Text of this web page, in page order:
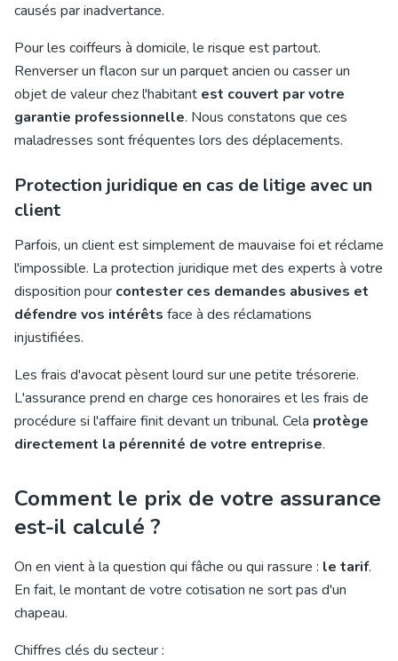
causés par inadvertance.
Pour les coiffeurs à domicile, le risque est partout.
Renverser un flacon sur un parquet ancien ou casser un
objet de valeur chez l'habitant est couvert par votre
garantie professionnelle. Nous constatons que ces
maladresses sont fréquentes lors des déplacements.
Protection juridique en cas de litige avec un
client
Parfois, un client est simplement de mauvaise foi et réclame
l'impossible. La protection juridique met des experts à votre
disposition pour contester ces demandes abusives et
défendre vos intérêts face à des réclamations
injustifiées.
Les frais d'avocat pèsent lourd sur une petite trésorerie.
L'assurance prend en charge ces honoraires et les frais de
procédure si l'affaire finit devant un tribunal. Cela protège
directement la pérennité de votre entreprise.
Comment le prix de votre assurance
est-il calculé ?
On en vient à la question qui fâche ou qui rassure : le tarif.
En fait, le montant de votre cotisation ne sort pas d'un
chapeau.
Chiffres clés du secteur :